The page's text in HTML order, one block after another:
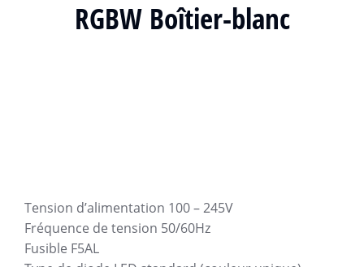
RGBW Boîtier-blanc
Tension d’alimentation 100 – 245V
Fréquence de tension 50/60Hz
Fusible F5AL